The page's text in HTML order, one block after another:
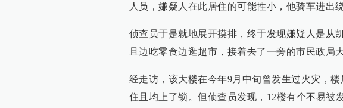
打算出省大干，刚下机就被擒
11月25日，根据已掌握的线索，侦查员获知了王
红花岗区人，有5次盗窃犯罪前科。